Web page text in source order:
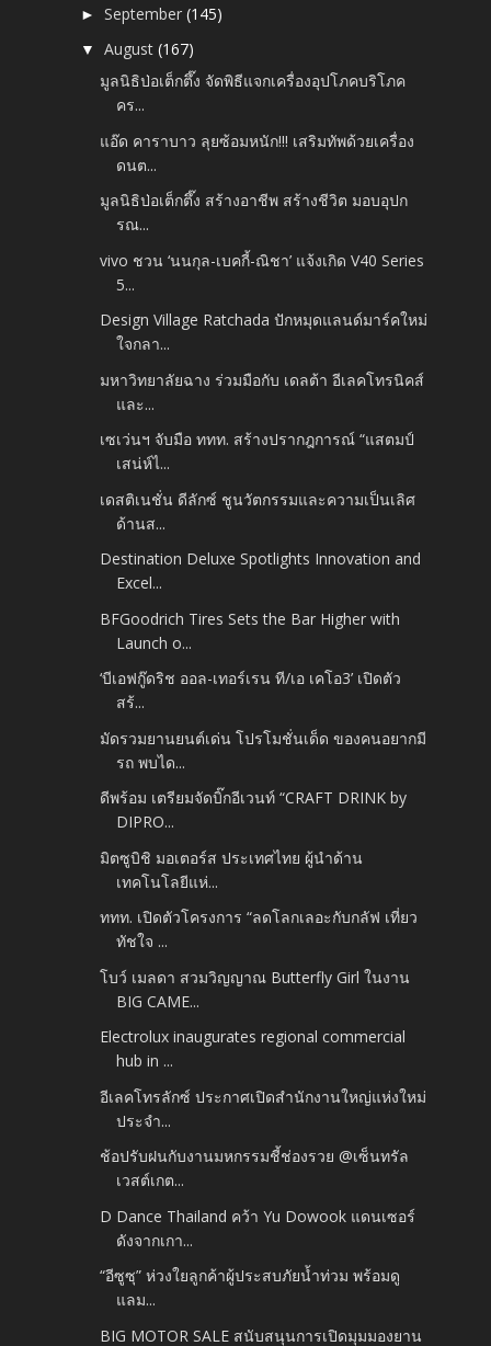
►September(145)
▼August(167)
มูลนิธิป่อเต็กตึ๊ง จัดพิธีแจกเครื่องอุปโภคบริโภค
คร...
แอ๊ด คาราบาว ลุยซ้อมหนัก!!! เสริมทัพด้วยเครื่อง
ดนต...
มูลนิธิป่อเต็กตึ๊ง สร้างอาชีพ สร้างชีวิต มอบอุปก
รณ...
vivo ชวน ‘นนกุล-เบคกี้-ณิชา’ แจ้งเกิด V40 Series
5...
Design Village Ratchada ปักหมุดแลนด์มาร์คใหม่
ใจกลา...
มหาวิทยาลัยฉาง ร่วมมือกับ เดลต้า อีเลคโทรนิคส์
และ...
เซเว่นฯ จับมือ ททท. สร้างปรากฎการณ์ “แสตมป์
เสน่ห์ไ...
เดสติเนชั่น ดีลักซ์ ชูนวัตกรรมและความเป็นเลิศ
ด้านส...
Destination Deluxe Spotlights Innovation and
Excel...
BFGoodrich Tires Sets the Bar Higher with
Launch o...
‘บีเอฟกู๊ดริช ออล-เทอร์เรน ที/เอ เคโอ3’ เปิดตัว
สร้...
มัดรวมยานยนต์เด่น โปรโมชั่นเด็ด ของคนอยากมี
รถ พบได...
ดีพร้อม เตรียมจัดบิ๊กอีเวนท์ “CRAFT DRINK by
DIPRO...
มิตซูบิชิ มอเตอร์ส ประเทศไทย ผู้นำด้าน
เทคโนโลยีแห่...
ททท. เปิดตัวโครงการ “ลดโลกเลอะกับกลัฟ เที่ยว
ทัชใจ ...
โบว์ เมลดา สวมวิญญาณ Butterfly Girl ในงาน
BIG CAME...
Electrolux inaugurates regional commercial
hub in ...
อีเลคโทรลักซ์ ประกาศเปิดสำนักงานใหญ่แห่งใหม่
ประจำ...
ช้อปรับฝนกับงานมหกรรมชี้ช่องรวย @เซ็นทรัล
เวสต์เกต...
D Dance Thailand คว้า Yu Dowook แดนเซอร์
ดังจากเกา...
“อีซูซุ” ห่วงใยลูกค้าผู้ประสบภัยน้ำท่วม พร้อมดู
แลม...
BIG MOTOR SALE สนับสนุนการเปิดมุมมองยาน